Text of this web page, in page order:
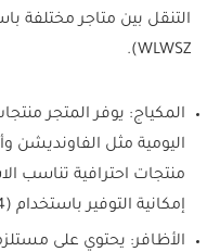
WLWSZ).
المكياج: يوفر المتجر
اليومية مثل الفاونديشن
منتجات احترافية تناسب
إمكانية التوفير باستخدام (XX44).
الأظافر: يحتوي على